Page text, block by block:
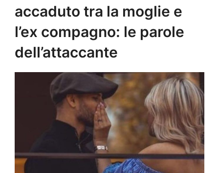
accaduto tra la moglie e
l’ex compagno: le parole
dell’attaccante